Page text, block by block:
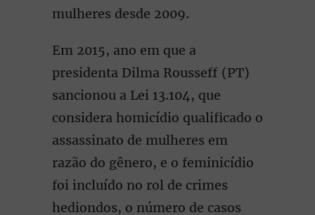
mulheres desde 2009.
Em 2015, ano em que a
presidenta Dilma Rousseff (PT)
sancionou a Lei 13.104, que
considera homicídio qualificado o
assassinato de mulheres em
razão do gênero, e o feminicídio
foi incluído no rol de crimes
hediondos, o número de casos